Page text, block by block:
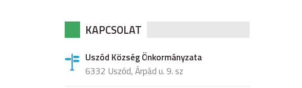
KAPCSOLAT
Uszód Község Önkormányzata
6332 Uszód, Árpád u. 9. sz